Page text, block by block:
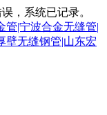
，系统已记录。